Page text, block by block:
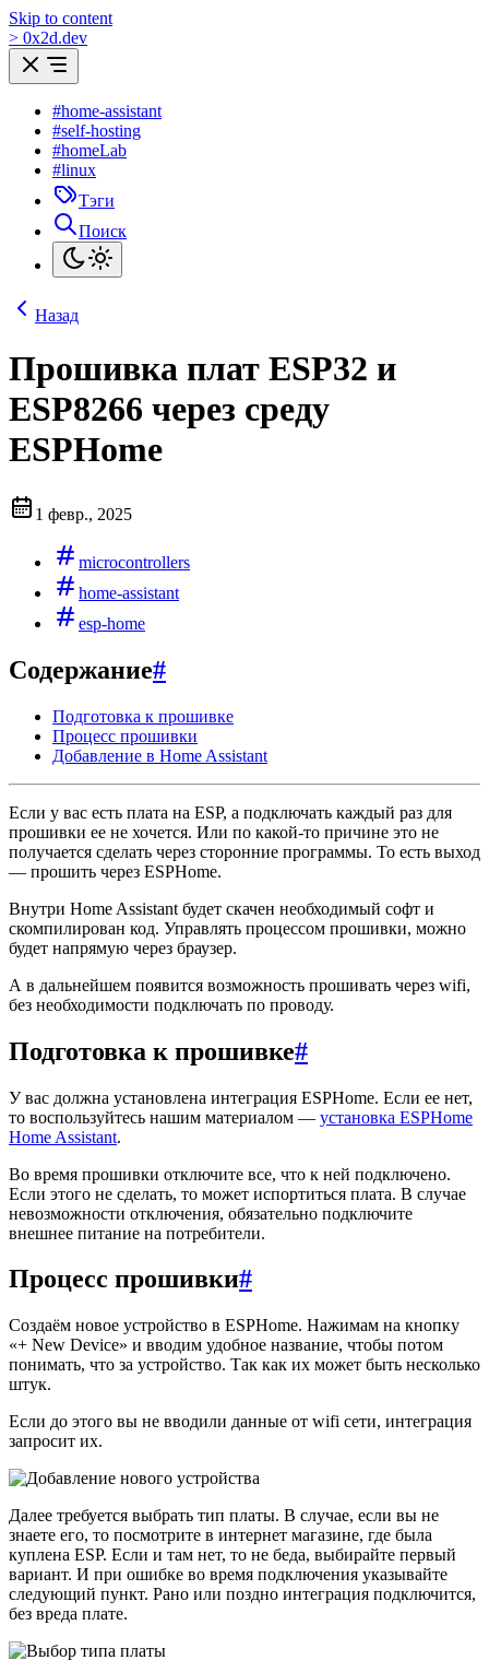
Skip to content
> 0x2d.dev
#home-assistant
#self-hosting
#homeLab
#linux
Тэги
Поиск
Назад
Прошивка плат ESP32 и
ESP8266 через среду
ESPHome
1 февр., 2025
microcontrollers
home-assistant
esp-home
Содержание#
Подготовка к прошивке
Процесс прошивки
Добавление в Home Assistant
Если у вас есть плата на ESP, а подключать каждый раз для
прошивки ее не хочется. Или по какой-то причине это не
получается сделать через сторонние программы. То есть выход
— прошить через ESPHome.
Внутри Home Assistant будет скачен необходимый софт и
скомпилирован код. Управлять процессом прошивки, можно
будет напрямую через браузер.
А в дальнейшем появится возможность прошивать через wifi,
без необходимости подключать по проводу.
Подготовка к прошивке#
У вас должна установлена интеграция ESPHome. Если ее нет,
то воспользуйтесь нашим материалом — установка ESPHome
Home Assistant.
Во время прошивки отключите все, что к ней подключено.
Если этого не сделать, то может испортиться плата. В случае
невозможности отключения, обязательно подключите
внешнее питание на потребители.
Процесс прошивки#
Создаём новое устройство в ESPHome. Нажимам на кнопку
«+ New Device» и вводим удобное название, чтобы потом
понимать, что за устройство. Так как их может быть несколько
штук.
Если до этого вы не вводили данные от wifi сети, интеграция
запросит их.
Далее требуется выбрать тип платы. В случае, если вы не
знаете его, то посмотрите в интернет магазине, где была
куплена ESP. Если и там нет, то не беда, выбирайте первый
вариант. И при ошибке во время подключения указывайте
следующий пункт. Рано или поздно интеграция подключится,
без вреда плате.